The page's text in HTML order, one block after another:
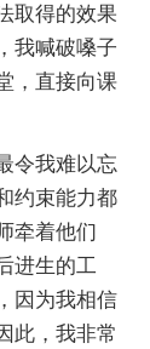
取得的效果
我喊破嗓子
，直接向课
令我难以忘
约束能力都
牵着他们
进生的工
因为我相信
此，我非常